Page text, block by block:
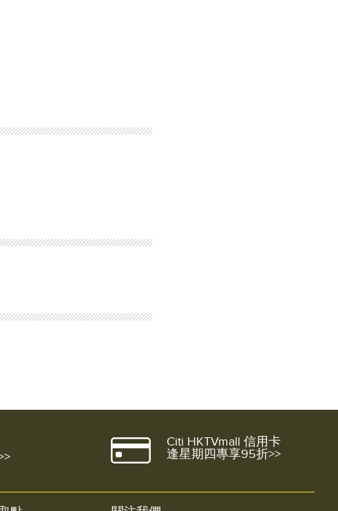
Citi HKTVmall 信用卡
逢星期四專享95折>>